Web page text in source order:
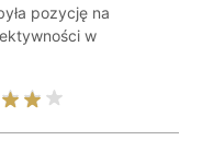
pozycję na
w